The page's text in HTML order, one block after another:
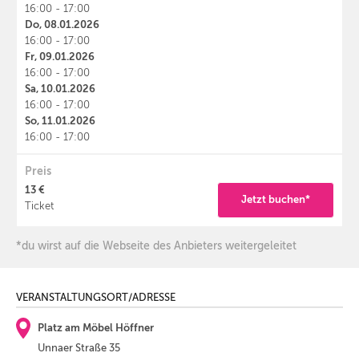
16:00 - 17:00
Do, 08.01.2026
16:00 - 17:00
Fr, 09.01.2026
16:00 - 17:00
Sa, 10.01.2026
16:00 - 17:00
So, 11.01.2026
16:00 - 17:00
Preis
13 €
Ticket
Jetzt buchen*
*du wirst auf die Webseite des Anbieters weitergeleitet
VERANSTALTUNGSORT/ADRESSE
Platz am Möbel Höffner
Unnaer Straße 35